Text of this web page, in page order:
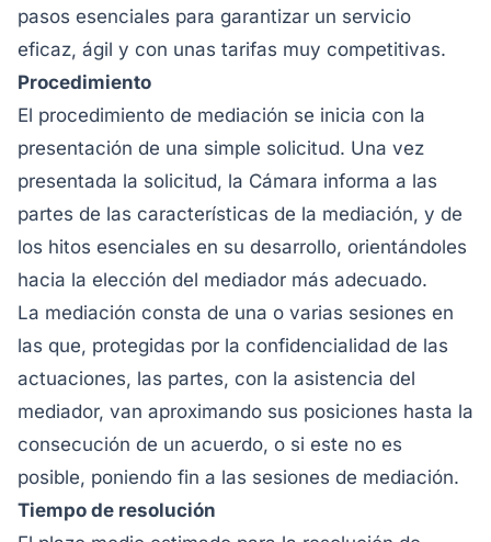
pasos esenciales para garantizar un servicio
eficaz, ágil y con unas tarifas muy competitivas.
Procedimiento
El procedimiento de mediación se inicia con la
presentación de una simple solicitud. Una vez
presentada la solicitud, la Cámara informa a las
partes de las características de la mediación, y de
los hitos esenciales en su desarrollo, orientándoles
hacia la elección del mediador más adecuado.
La mediación consta de una o varias sesiones en
las que, protegidas por la confidencialidad de las
actuaciones, las partes, con la asistencia del
mediador, van aproximando sus posiciones hasta la
consecución de un acuerdo, o si este no es
posible, poniendo fin a las sesiones de mediación.
Tiempo de resolución